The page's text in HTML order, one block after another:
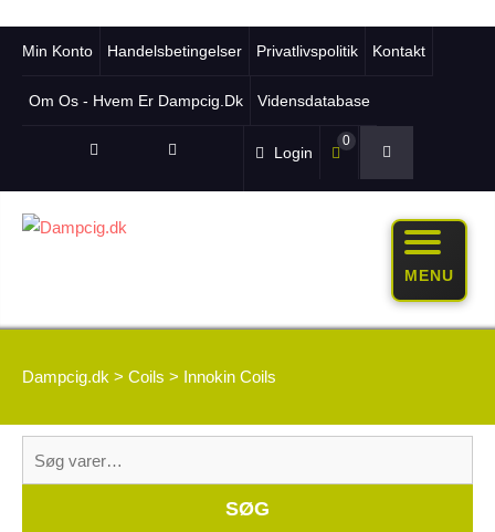
Min Konto Handelsbetingelser Privatlivspolitik Kontakt
Om Os - Hvem Er Dampcig.dk Vidensdatabase
Login
0
MENU
Dampcig.dk > Coils > Innokin Coils
SØG